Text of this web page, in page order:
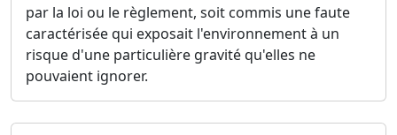
par la loi ou le règlement, soit commis une faute
caractérisée qui exposait l'environnement à un
risque d'une particulière gravité qu'elles ne
pouvaient ignorer.